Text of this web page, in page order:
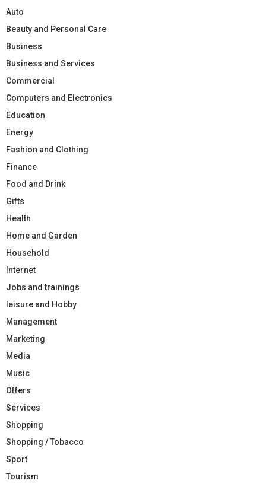
Auto
Beauty and Personal Care
Business
Business and Services
Commercial
Computers and Electronics
Education
Energy
Fashion and Clothing
Finance
Food and Drink
Gifts
Health
Home and Garden
Household
Internet
Jobs and trainings
leisure and Hobby
Management
Marketing
Media
Music
Offers
Services
Shopping
Shopping / Tobacco
Sport
Tourism